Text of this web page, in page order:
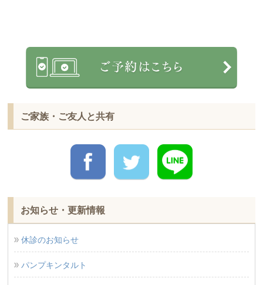
ご家族・ご友人と共有
お知らせ・更新情報
休診のお知らせ
パンプキンタルト